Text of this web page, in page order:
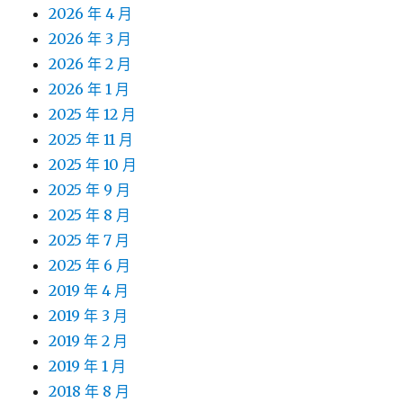
2026 年 4 月
2026 年 3 月
2026 年 2 月
2026 年 1 月
2025 年 12 月
2025 年 11 月
2025 年 10 月
2025 年 9 月
2025 年 8 月
2025 年 7 月
2025 年 6 月
2019 年 4 月
2019 年 3 月
2019 年 2 月
2019 年 1 月
2018 年 8 月